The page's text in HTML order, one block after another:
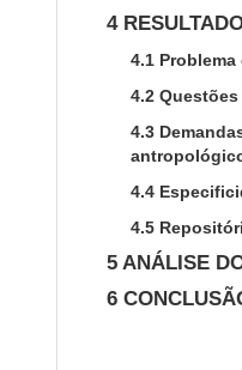
4
4.1
4.2
4.3
4.4
4.5
5 ANÁLISE
6